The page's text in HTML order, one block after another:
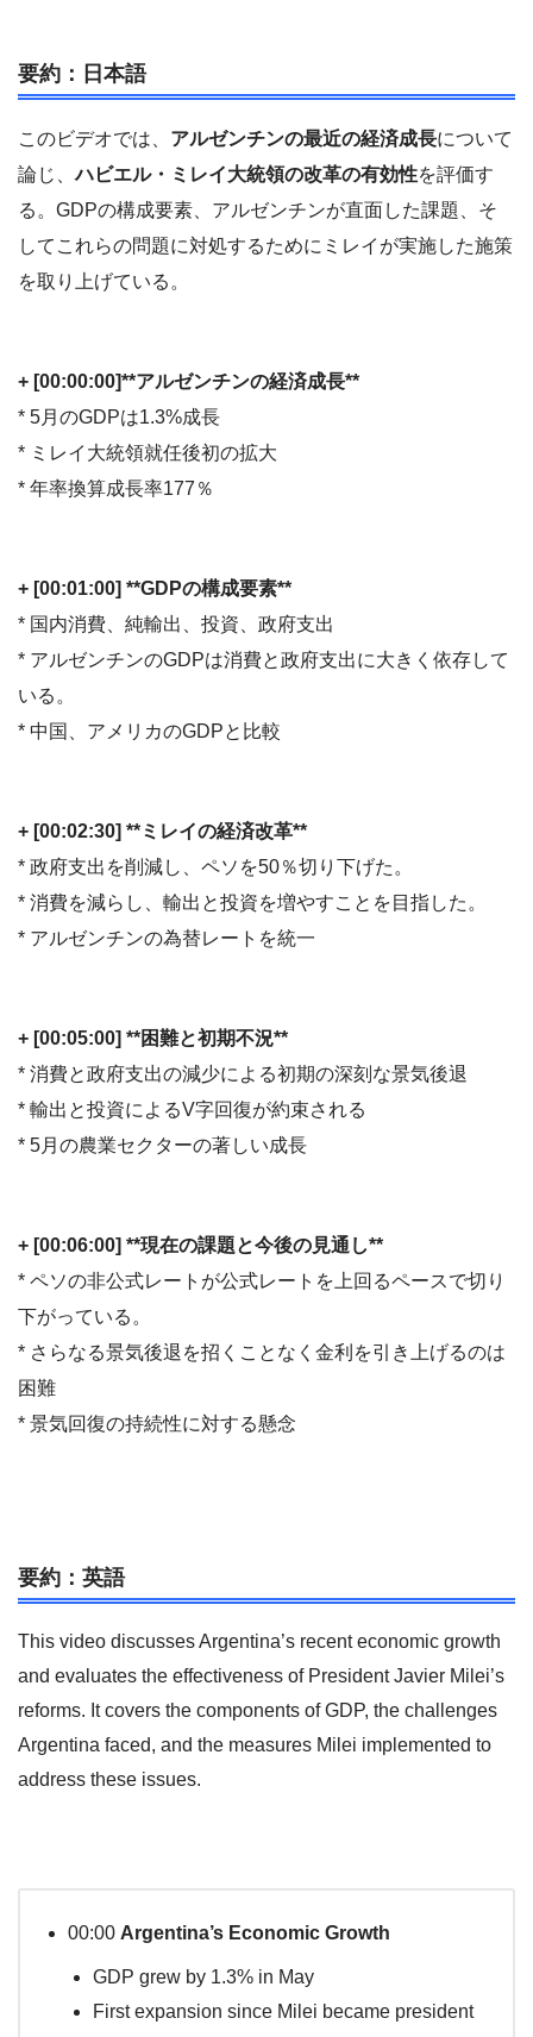
要約：日本語
このビデオでは、 アルゼンチンの最近の経済成長について
論じ、ハビエル・ミレイ大統領の改革の有効性を評価す
る。GDPの構成要素、アルゼンチンが直面した課題、そ
してこれらの問題に対処するためにミレイが実施した施策
を取り上げている。
+ [00:00:00]**アルゼンチンの経済成長**
* 5月のGDPは1.3%成長
* ミレイ大統領就任後初の拡大
* 年率換算成長率177％
+ [00:01:00] **GDPの構成要素**
* 国内消費、純輸出、投資、政府支出
* アルゼンチンのGDPは消費と政府支出に大きく依存して
いる。
* 中国、アメリカのGDPと比較
+ [00:02:30] **ミレイの経済改革**
* 政府支出を削減し、ペソを50％切り下げた。
* 消費を減らし、輸出と投資を増やすことを目指した。
* アルゼンチンの為替レートを統一
+ [00:05:00] **困難と初期不況**
* 消費と政府支出の減少による初期の深刻な景気後退
* 輸出と投資によるV字回復が約束される
* 5月の農業セクターの著しい成長
+ [00:06:00] **現在の課題と今後の見通し**
* ペソの非公式レートが公式レートを上回るペースで切り
下がっている。
* さらなる景気後退を招くことなく金利を引き上げるのは
困難
* 景気回復の持続性に対する懸念
要約：英語
This video discusses Argentina’s recent economic growth
and evaluates the effectiveness of President Javier Milei’s
reforms. It covers the components of GDP, the challenges
Argentina faced, and the measures Milei implemented to
address these issues.
00:00 Argentina’s Economic Growth
GDP grew by 1.3% in May
First expansion since Milei became president